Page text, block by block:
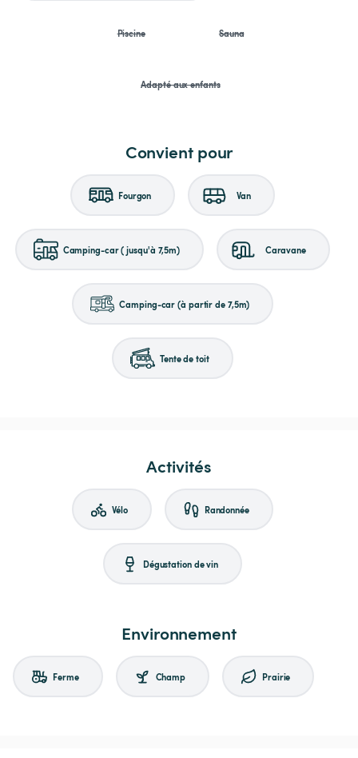
Piscine Sauna
Adapté aux enfants
Convient pour
Fourgon Van
Camping-car (jusqu'à 7,5m) Caravane
Camping-car (à partir de 7,5m)
Tente de toit
Activités
Vélo Randonnée
Dégustation de vin
Environnement
Ferme Champ Prairie